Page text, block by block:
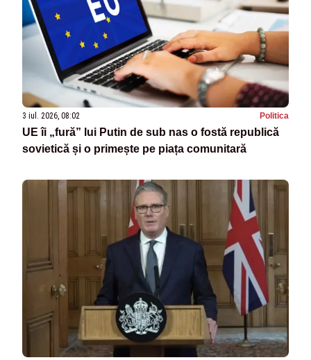
3 iul. 2026, 08:02 Politica
UE îi „fură” lui Putin de sub nas o fostă republică
sovietică și o primește pe piața comunitară